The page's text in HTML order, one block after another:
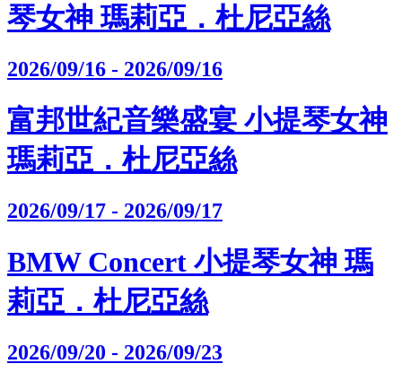
琴女神 瑪莉亞．杜尼亞絲
2026/09/16 - 2026/09/16
富邦世紀音樂盛宴 小提琴女神
瑪莉亞．杜尼亞絲
2026/09/17 - 2026/09/17
BMW Concert 小提琴女神 瑪
莉亞．杜尼亞絲
2026/09/20 - 2026/09/23